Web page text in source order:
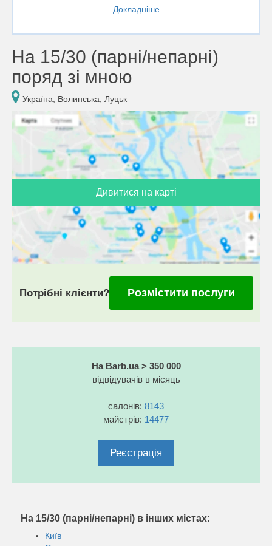
Докладніше
На 15/30 (парні/непарні)
поряд зі мною
Україна, Волинська, Луцьк
Дивитися на карті
Потрібні клієнти? Розмістити послуги
На Barb.ua > 350 000
відвідувачів в місяць
салонів: 8143
майстрів: 14477
Реєстрація
На 15/30 (парні/непарні) в інших містах:
Київ